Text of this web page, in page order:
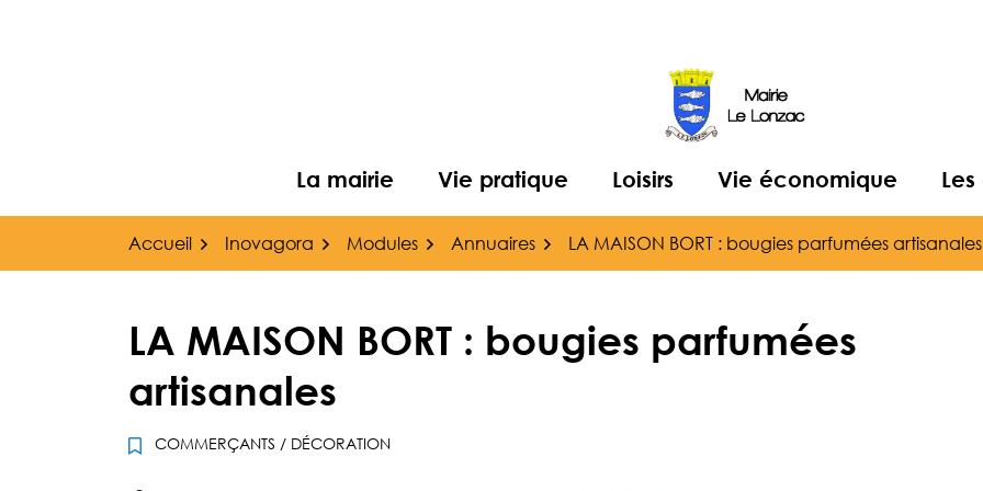
La mairie Vie pratique Loisirs Vie économique
Accueil Inovagora Modules Annuaires LA MAISON BORT : bougies parfumées artisanales
LA MAISON BORT : bougies parfumées
artisanales
COMMERÇANTS / DÉCORATION